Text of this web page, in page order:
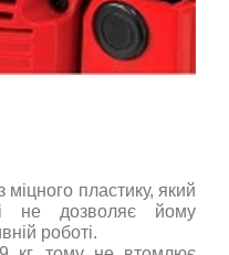
пластику, який
не дозволяє йому
роботі.